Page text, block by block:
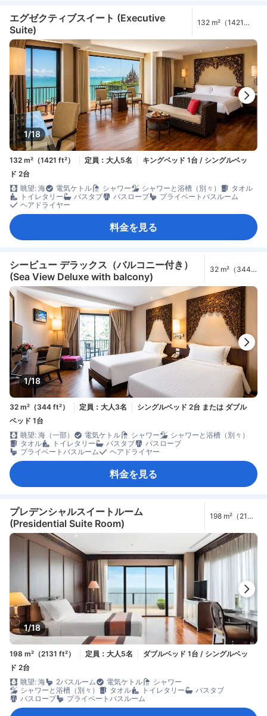
エグゼクティブスイート (Executive
Suite)
132 m²（1421
1/18
132 m²（1421 ft²） 定員：大人5名
キングベッド 1台 / シングルベッ
ド 2台
眺望: 海
電気ケトル シャワー シャワーと浴槽（別々）
タオル
トイレタリー
バスタブ バスローブ
プライベートバスルーム
ヘアドライヤー
料金を見る
シービュー デラックス（バルコニー付き）
(Sea View Deluxe with balcony)
32 m²（344
1/18
32 m²（344 ft²） 定員：大人3名
シングルベッド 2台 または ダブル
ベッド 1台
眺望: 海（一部）
電気ケトル シャワー
シャワーと浴槽（別々）
タオル
トイレタリー バスタブ
バスローブ
プライベートバスルーム
ヘアドライヤー
料金を見る
プレデンシャルスイートルーム
(Presidential Suite Room)
198 m²（2131
1/18
198 m²（2131 ft²） 定員：大人5名
ダブルベッド 1台 / シングルベッ
ド 2台
眺望: 海
2バスルーム 電気ケトル
シャワー
シャワーと浴槽（別々）
タオル トイレタリー
バスタブ
バスローブ
プライベートバスルーム